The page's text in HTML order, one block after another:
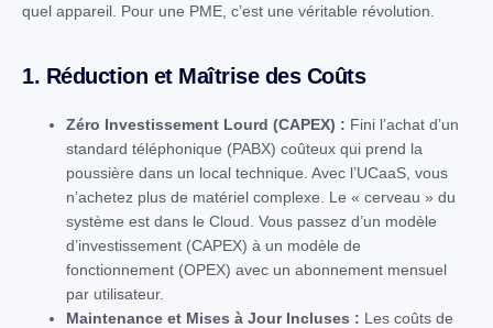
quel appareil. Pour une PME, c’est une véritable révolution.
1. Réduction et Maîtrise des Coûts
Zéro Investissement Lourd (CAPEX) : Fini l’achat d’un
standard téléphonique (PABX) coûteux qui prend la
poussière dans un local technique. Avec l’UCaaS, vous
n’achetez plus de matériel complexe. Le « cerveau » du
système est dans le Cloud. Vous passez d’un modèle
d’investissement (CAPEX) à un modèle de
fonctionnement (OPEX) avec un abonnement mensuel
par utilisateur.
Maintenance et Mises à Jour Incluses : Les coûts de